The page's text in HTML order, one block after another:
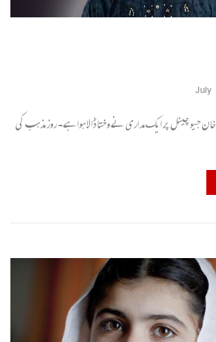
July
جیو چینل پر ایک مداری نے وختا ڈالا ہوا ہے۔ روز مذہب کی